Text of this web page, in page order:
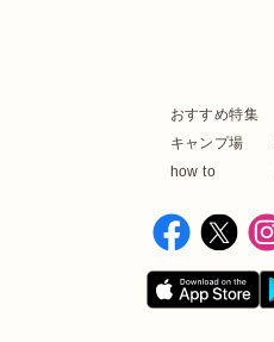
おすすめ特集
キャンプ場
how to